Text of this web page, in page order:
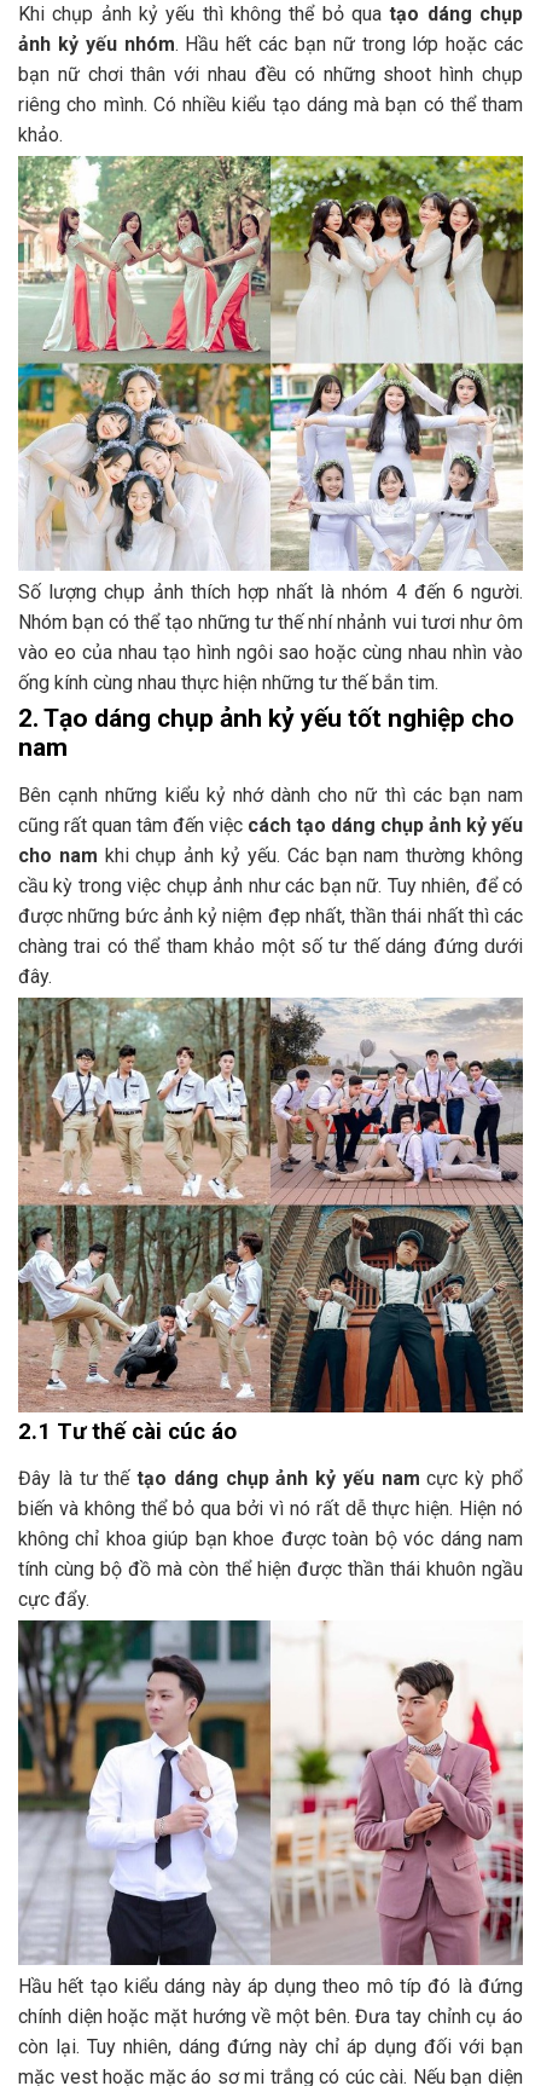
Khi chụp ảnh kỷ yếu thì không thể bỏ quatạo dáng chụp
ảnh kỷ yếu nhóm. Hầu hết các bạn nữ trong lớp hoặc các
bạn nữ chơi thân với nhau đều có những shoot hình chụp
riêng cho mình. Có nhiều kiểu tạo dáng mà bạn có thể tham
khảo.
Số lượng chụp ảnh thích hợp nhất là nhóm 4 đến 6 người.
Nhóm bạn có thể tạo những tư thế nhí nhảnh vui tươi như ôm
vào eo của nhau tạo hình ngôi sao hoặc cùng nhau nhìn vào
ống kính cùng nhau thực hiện những tư thế bắn tim.
2. Tạo dáng chụp ảnh kỷ yếu tốt nghiệp cho
nam
Bên cạnh những kiểu kỷ nhớ dành cho nữ thì các bạn nam
cũng rất quan tâm đến việc cách tạo dáng chụp ảnh kỷ yếu
cho nam khi chụp ảnh kỷ yếu. Các bạn nam thường không
cầu kỳ trong việc chụp ảnh như các bạn nữ. Tuy nhiên, để có
được những bức ảnh kỷ niệm đẹp nhất, thần thái nhất thì các
chàng trai có thể tham khảo một số tư thế dáng đứng dưới
đây.
2.1 Tư thế cài cúc áo
Đây là tư thếtạo dáng chụp ảnh kỷ yếu nam cực kỳ phổ
biến và không thể bỏ qua bởi vì nó rất dễ thực hiện. Hiện nó
không chỉ khoa giúp bạn khoe được toàn bộ vóc dáng nam
tính cùng bộ đồ mà còn thể hiện được thần thái khuôn ngầu
cực đẩy.
Hầu hết tạo kiểu dáng này áp dụng theo mô típ đó là đứng
chính diện hoặc mặt hướng về một bên. Đưa tay chỉnh cụ áo
còn lại. Tuy nhiên, dáng đứng này chỉ áp dụng đối với bạn
mặc vest hoặc mặc áo sơ mi trắng có cúc cài. Nếu bạn diện